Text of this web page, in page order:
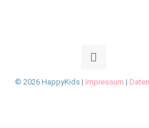
© 2026 HappyKids | Impressum |